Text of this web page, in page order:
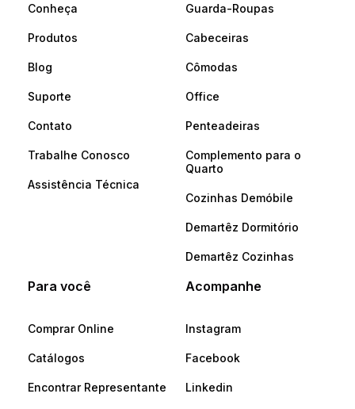
Conheça
Produtos
Blog
Suporte
Contato
Trabalhe Conosco
Assistência Técnica
Guarda-Roupas
Cabeceiras
Cômodas
Office
Penteadeiras
Complemento para o
Quarto
Cozinhas Demóbile
Demartêz Dormitório
Demartêz Cozinhas
Para você
Comprar Online
Catálogos
Encontrar Representante
Acompanhe
Instagram
Facebook
Linkedin